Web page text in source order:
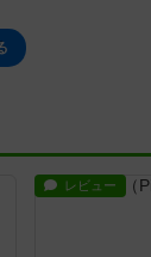
レビュー